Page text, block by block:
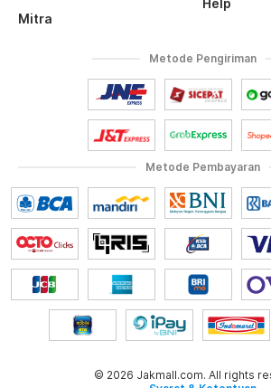
Mitra
Help
Metode Pembayaran
Metode Pengiriman
© 2026 Jakmall.com. All rights